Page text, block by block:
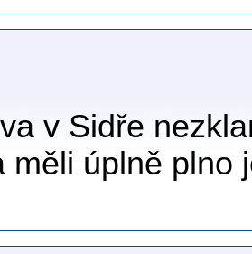
v Sidře
měli úplně plno